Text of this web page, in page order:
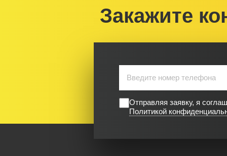
Закажите
Отправляя заявку, я
Политикой